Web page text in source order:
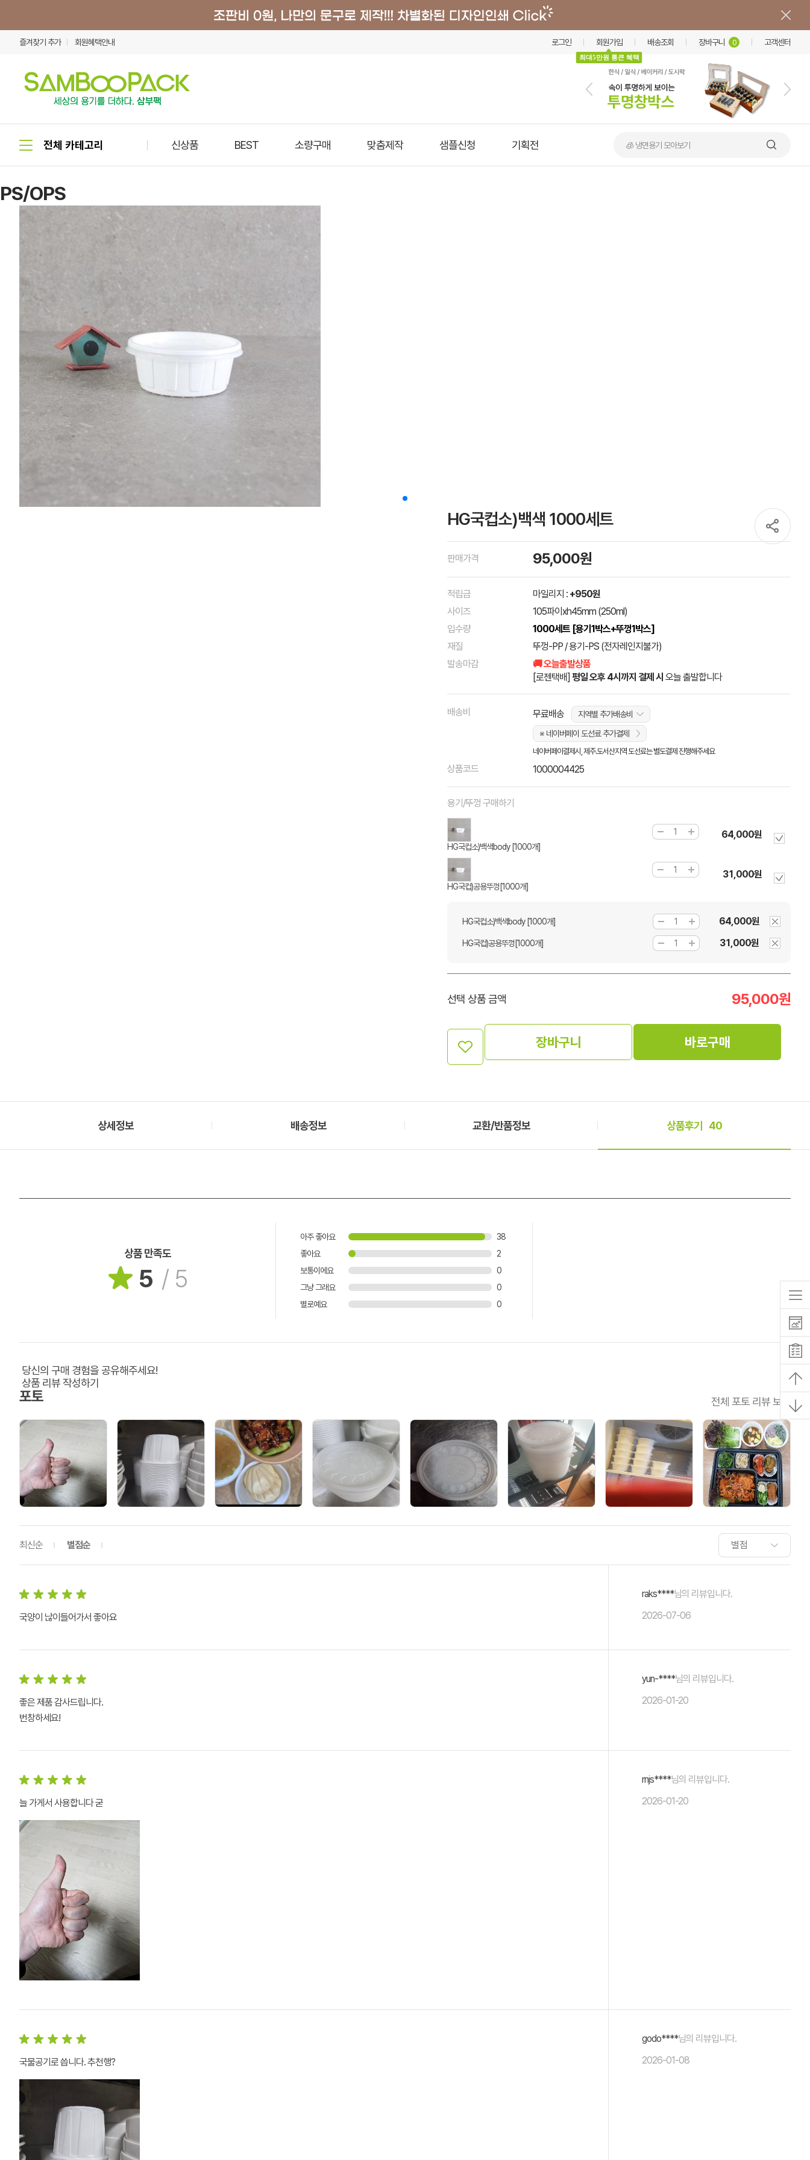
즐겨찾기 추가 회원혜택안내 로그인 회원가입
최대5만원 통큰 혜택
배송조회 장바구니 0 고객센터
신상품 BEST 소량구매 맞춤제작 샘플신청 기획전 🧊 냉면용기 모아보기
PS/OPS
HG국컵소)백색 1000세트
판매가격 95,000원
적립금 마일리지 : +950원
사이즈
105파이xh45mm (250ml)
입수량
1000세트 [용기1박스+뚜껑1박스]
재질
뚜껑-PP / 용기-PS (전자레인지불가)
발송마감
🚚 오늘출발상품
[로젠택배] 평일 오후 4시까지 결제 시 오늘 출발합니다
배송비 무료배송
지역별 추가배송비
※ 네이버페이 도선료 추가결제
네이버페이결제시, 제주.도서산지역 도선료는 별도결제 진행해주세요
상품코드 1000004425
용기/뚜껑 구매하기
HG국컵소)백색body [1000개]
64,000원
HG국컵)공용뚜껑[1000개]
31,000원
HG국컵소)백색body [1000개] 64,000원
HG국컵)공용뚜껑[1000개] 31,000원
선택 상품 금액 95,000원
장바구니 바로구매
상세정보 배송정보 교환/반품정보 상품후기 40
상품 만족도
5 / 5
아주 좋아요
38
좋아요
2
보통이에요
0
그냥 그래요
0
별로예요
0
당신의 구매 경험을 공유해주세요!
상품 리뷰 작성하기
포토 전체 포토 리뷰 보기
최신순 별점순
국양이 낞이들어가서 좋아요
raks****님의 리뷰입니다.
2026-07-06
좋은 제품 감사드립니다.
번창하세요!
yun-****님의 리뷰입니다.
2026-01-20
늘 가게서 사용합니다 굳
rnjs****님의 리뷰입니다.
2026-01-20
국물공기로 씁니다. 추천행?
godo****님의 리뷰입니다.
2026-01-08